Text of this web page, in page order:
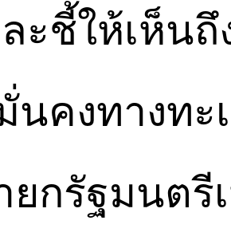
ะชี้ให้เห็น
นคงทางทะ
ยกรัฐมนตรี